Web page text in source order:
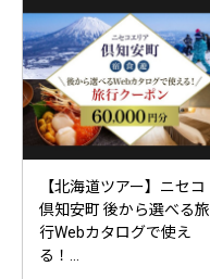
【北海道ツアー】ニセコ
倶知安町 後から選べる旅
行Webカタログで使え
る！...